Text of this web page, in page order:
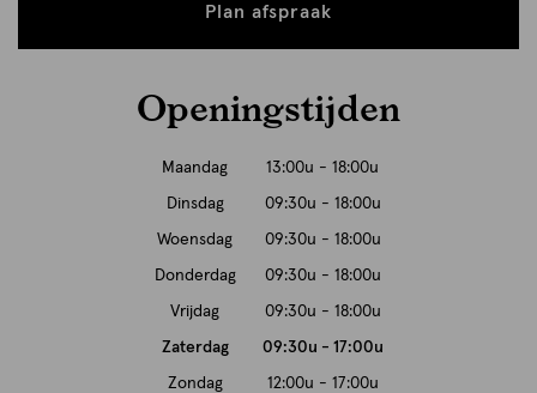
Plan afspraak
Openingstijden
Maandag 13:00u - 18:00u
Dinsdag 09:30u - 18:00u
Woensdag 09:30u - 18:00u
Donderdag 09:30u - 18:00u
Vrijdag 09:30u - 18:00u
Zaterdag 09:30u - 17:00u
Zondag 12:00u - 17:00u